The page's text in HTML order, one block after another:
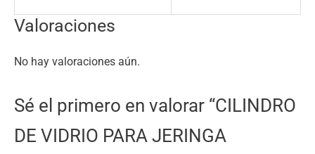
Valoraciones
No hay valoraciones aún.
Sé el primero en valorar “CILINDRO
DE VIDRIO PARA JERINGA